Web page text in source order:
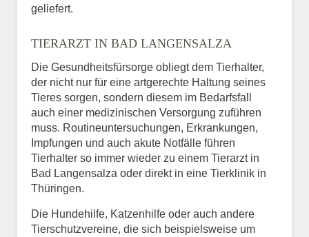
geliefert.
TIERARZT IN BAD LANGENSALZA
Die Gesundheitsfürsorge obliegt dem Tierhalter,
der nicht nur für eine artgerechte Haltung seines
Tieres sorgen, sondern diesem im Bedarfsfall
auch einer medizinischen Versorgung zuführen
muss. Routineuntersuchungen, Erkrankungen,
Impfungen und auch akute Notfälle führen
Tierhalter so immer wieder zu einem Tierarzt in
Bad Langensalza oder direkt in eine Tierklinik in
Thüringen.
Die Hundehilfe, Katzenhilfe oder auch andere
Tierschutzvereine, die sich beispielsweise um